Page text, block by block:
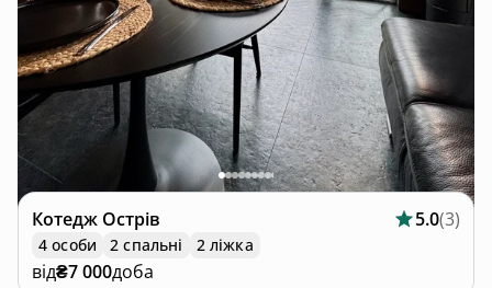
Котедж Острів 5.0(3)
4 особи 2 спальні 2 ліжка
від₴7 000доба